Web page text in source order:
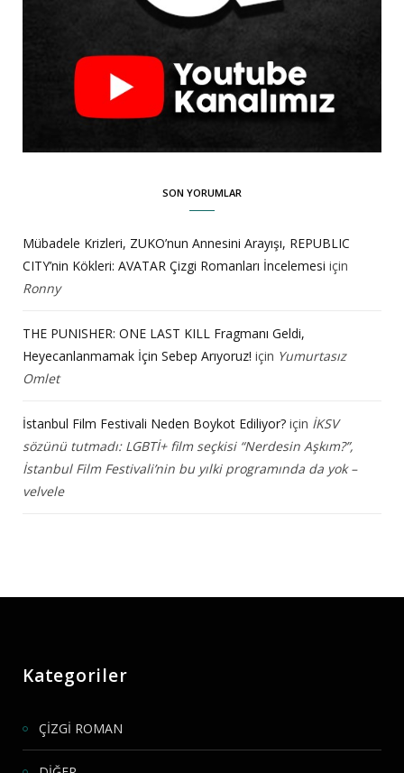
SON YORUMLAR
Mübadele Krizleri, ZUKO’nun Annesini Arayışı, REPUBLIC
CITY’nin Kökleri: AVATAR Çizgi Romanları İncelemesi için
Ronny
THE PUNISHER: ONE LAST KILL Fragmanı Geldi,
Heyecanlanmamak İçin Sebep Arıyoruz! için Yumurtasız
Omlet
İstanbul Film Festivali Neden Boykot Ediliyor? için İKSV
sözünü tutmadı: LGBTİ+ film seçkisi “Nerdesin Aşkım?”,
İstanbul Film Festivali’nin bu yılki programında da yok –
velvele
Kategoriler
ÇİZGİ ROMAN